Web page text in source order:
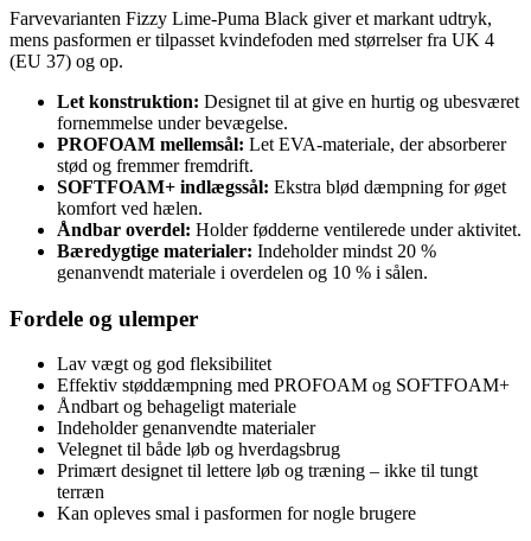
Farvevarianten Fizzy Lime-Puma Black giver et markant udtryk,
mens pasformen er tilpasset kvindefoden med størrelser fra UK 4
(EU 37) og op.
Let konstruktion: Designet til at give en hurtig og ubesværet
fornemmelse under bevægelse.
PROFOAM mellemsål: Let EVA-materiale, der absorberer
stød og fremmer fremdrift.
SOFTFOAM+ indlægssål: Ekstra blød dæmpning for øget
komfort ved hælen.
Åndbar overdel: Holder fødderne ventilerede under aktivitet.
Bæredygtige materialer: Indeholder mindst 20 %
genanvendt materiale i overdelen og 10 % i sålen.
Fordele og ulemper
Lav vægt og god fleksibilitet
Effektiv støddæmpning med PROFOAM og SOFTFOAM+
Åndbart og behageligt materiale
Indeholder genanvendte materialer
Velegnet til både løb og hverdagsbrug
Primært designet til lettere løb og træning – ikke til tungt
terræn
Kan opleves smal i pasformen for nogle brugere